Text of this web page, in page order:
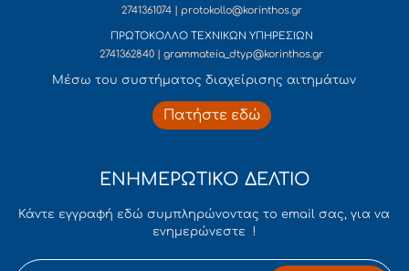
2741361074 | protokollo@korinthos.gr
ΠΡΩΤΟΚΟΛΛΟ ΤΕΧΝΙΚΩΝ ΥΠΗΡΕΣΙΩΝ
2741362840 | grammateia_dtyp@korinthos.gr
Mέσω του συστήματος διαχείρισης αιτημάτων
Πατήστε εδώ
ΕΝΗΜΕΡΩΤΙΚΟ ΔΕΛΤΙΟ
Κάντε εγγραφή εδώ συμπληρώνοντας το email σας, για να
ενημερώνεστε !